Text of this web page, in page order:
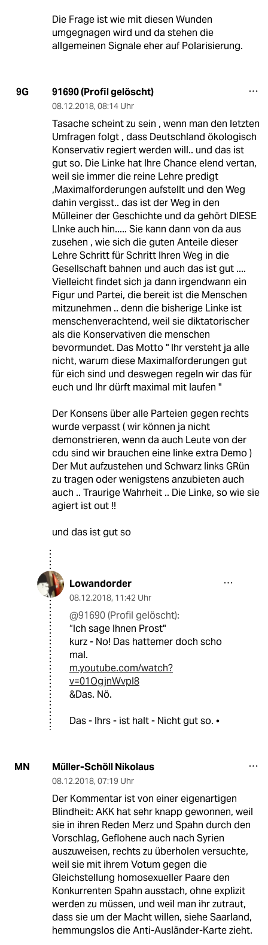
Die Frage ist wie mit diesen Wunden
umgegnagen wird und da stehen die
allgemeinen Signale eher auf Polarisierung.
9G 91690 (Profil gelöscht)
08.12.2018, 08:14 Uhr
Tasache scheint zu sein , wenn man den letzten
Umfragen folgt , dass Deutschland ökologisch
Konservativ regiert werden will.. und das ist
gut so. Die Linke hat Ihre Chance elend vertan,
weil sie immer die reine Lehre predigt
,Maximalforderungen aufstellt und den Weg
dahin vergisst.. das ist der Weg in den
Mülleiner der Geschichte und da gehört DIESE
LInke auch hin..... Sie kann dann von da aus
zusehen , wie sich die guten Anteile dieser
Lehre Schritt für Schritt Ihren Weg in die
Gesellschaft bahnen und auch das ist gut ....
Vielleicht findet sich ja dann irgendwann ein
Figur und Partei, die bereit ist die Menschen
mitzunehmen .. denn die bisherige Linke ist
menschenverachtend, weil sie diktatorischer
als die Konservativen die menschen
bevormundet. Das Motto " Ihr versteht ja alle
nicht, warum diese Maximalforderungen gut
für eich sind und deswegen regeln wir das für
euch und Ihr dürft maximal mit laufen "
Der Konsens über alle Parteien gegen rechts
wurde verpasst ( wir können ja nicht
demonstrieren, wenn da auch Leute von der
cdu sind wir brauchen eine linke extra Demo )
Der Mut aufzustehen und Schwarz links GRün
zu tragen oder wenigstens anzubieten auch
auch .. Traurige Wahrheit .. Die Linke, so wie sie
agiert ist out !!
und das ist gut so
Lowandorder
08.12.2018, 11:42 Uhr
@91690 (Profil gelöscht):
“Ich sage Ihnen Prost"
kurz - No! Das hattemer doch scho
mal.
m.youtube.com/watch?
v=01OgjnWvpI8
&Das. Nö.
Das - Ihrs - ist halt - Nicht gut so. •
MN Müller-Schöll Nikolaus
08.12.2018, 07:19 Uhr
Der Kommentar ist von einer eigenartigen
Blindheit: AKK hat sehr knapp gewonnen, weil
sie in ihren Reden Merz und Spahn durch den
Vorschlag, Geflohene auch nach Syrien
auszuweisen, rechts zu überholen versuchte,
weil sie mit ihrem Votum gegen die
Gleichstellung homosexueller Paare den
Konkurrenten Spahn ausstach, ohne explizit
werden zu müssen, und weil man ihr zutraut,
dass sie um der Macht willen, siehe Saarland,
hemmungslos die Anti-Ausländer-Karte zieht.